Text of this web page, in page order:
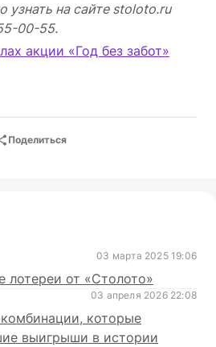
узнать на сайте stoloto.ru
00-55.
акции «Год без забот»
Поделиться
03 марта 2025 19:06
от «Столото»
03 апреля 2026 22:08
которые
выигрыши в истории